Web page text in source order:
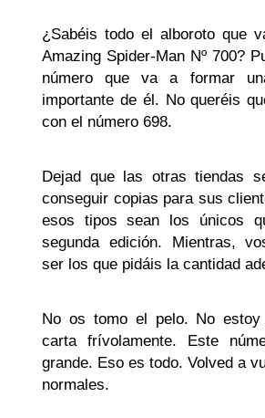
¿Sabéis todo el alboroto que
Amazing Spider-Man Nº 700?
número que va a formar
importante de él. No queréis
con el número 698.
Dejad que las otras tiendas
conseguir copias para sus
esos tipos sean los únicos
segunda edición. Mientras,
ser los que pidáis la cantidad
No os tomo el pelo. No estoy
carta frívolamente. Este
grande. Eso es todo. Volved a
normales.